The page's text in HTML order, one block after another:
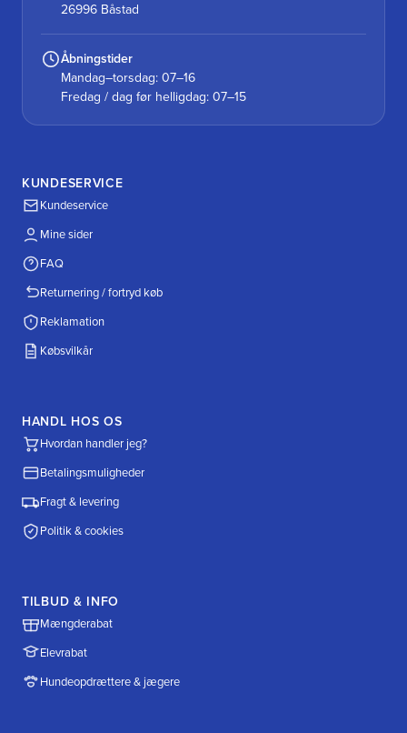
26996 Båstad
Åbningstider
Mandag–torsdag: 07–16
Fredag / dag før helligdag: 07–15
KUNDESERVICE
Kundeservice
Mine sider
FAQ
Returnering / fortryd køb
Reklamation
Købsvilkår
HANDL HOS OS
Hvordan handler jeg?
Betalingsmuligheder
Fragt & levering
Politik & cookies
TILBUD & INFO
Mængderabat
Elevrabat
Hundeopdrættere & jægere